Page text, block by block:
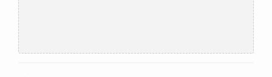
            header
: {